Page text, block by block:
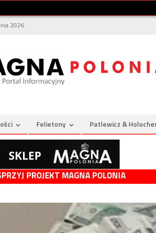
2026
Felietony Patlewicz &
PROJEKT MAGNA POLONIA